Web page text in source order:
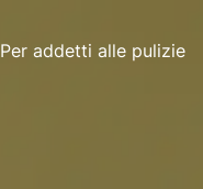
Per addetti alle pulizie